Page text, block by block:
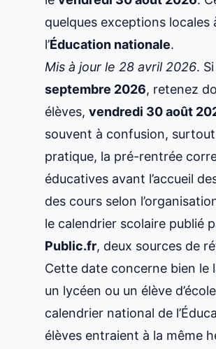
quelques exceptions locales
l’Éducation nationale.
Mis à jour le 28 avril 2026.
septembre 2026, retenez
élèves, vendredi 30 août
souvent à confusion,
pratique, la pré-rentrée
éducatives avant l’accueil
des cours selon
le calendrier scolaire publié
Public.fr, deux sources de
Cette date concerne bien le
un lycéen ou un élève
calendrier national de
élèves entraient à la même